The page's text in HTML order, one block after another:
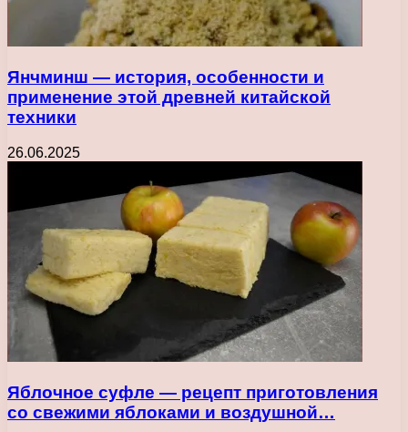
Янчминш — история, особенности и
применение этой древней китайской
техники
26.06.2025
Яблочное суфле — рецепт приготовления
со свежими яблоками и воздушной…